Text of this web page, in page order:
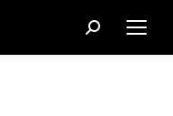
Recherche
: